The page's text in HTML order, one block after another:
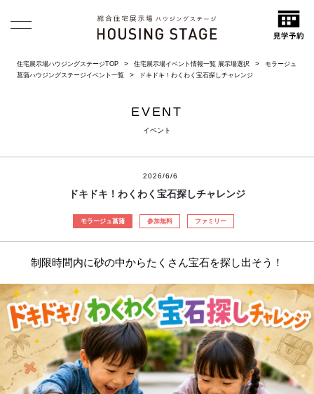
住宅展示場ハウジングステージTOP 住宅展示場イベント情報一覧 展示場選択
モラージュ
菖蒲ハウジングステージイベント一覧
ドキドキ！わくわく宝石探しチャレンジ
EVENT
イベント
2026/6/6
ドキドキ！わくわく宝石探しチャレンジ
モラージュ菖蒲 参加無料 ファミリー
制限時間内に砂の中からたくさん宝石を探し出そう！